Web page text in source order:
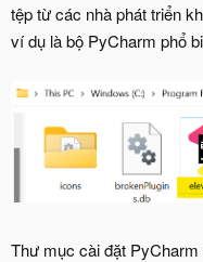
tệp từ các nhà phát triển
ví dụ là bộ PyCharm phổ
Thư mục cài đặt